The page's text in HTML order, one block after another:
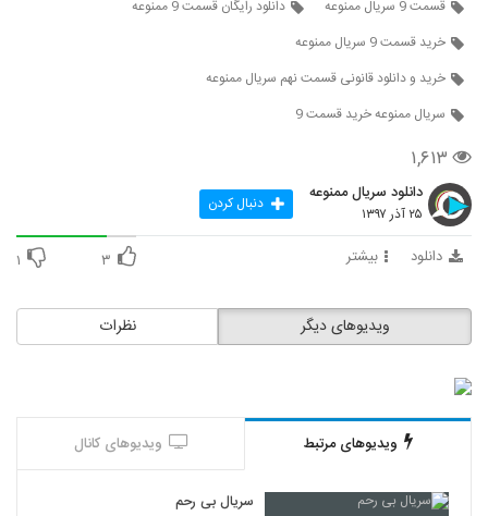
قسمت 9 سریال ممنوعه
دانلود رایگان قسمت 9 ممنوعه
خرید قسمت 9 سریال ممنوعه
خرید و دانلود قانونی قسمت نهم سریال ممنوعه
سریال ممنوعه خرید قسمت 9
۱,۶۱۳
دانلود سریال ممنوعه
۲۵ آذر ۱۳۹۷ دنبال کردن
دانلود بیشتر ۳ ۱
نظرات ویدیوهای دیگر
ویدیوهای مرتبط ویدیوهای کانال
سریال بی رحم